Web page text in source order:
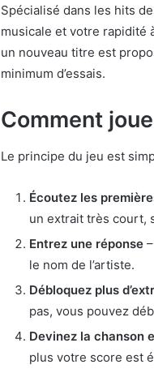
Spécialisé dans les hits
musicale et votre rapidité
un nouveau titre est
minimum d’essais.
Comment
Le principe du jeu est
Écoutez les
un extrait très court,
Entrez une réponse
le nom de l’artiste.
Débloquez plus
pas, vous pouvez
Devinez la chanson
plus votre score est